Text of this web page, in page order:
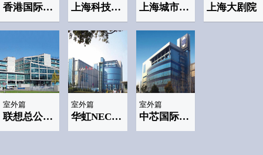
香港国际机场(Sky plaza) 上海科技馆--APEC主会场 上海城市规划展示馆 上海大剧院
室外篇
联想总公司(lenovo)
室外篇
华虹NEC半导体制造公司
室外篇
中芯国际半导体集成电路有限公司(SMIC)